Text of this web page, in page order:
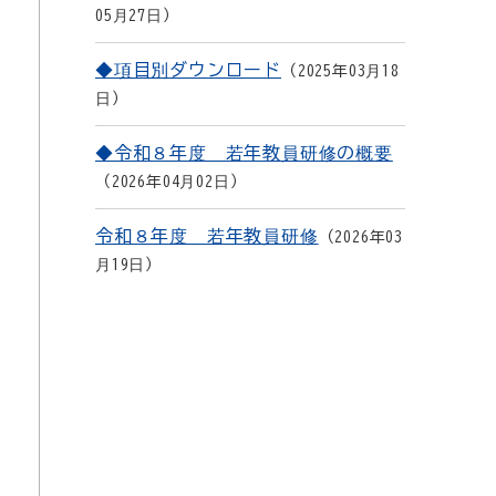
05月27日
◆項目別ダウンロード
2025年03月18
日
◆令和８年度 若年教員研修の概要
2026年04月02日
令和８年度 若年教員研修
2026年03
月19日